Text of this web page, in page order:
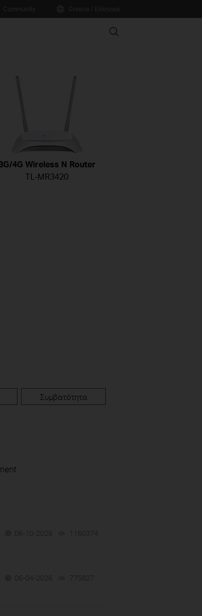
Search
4G Wireless N Router
TL-MR3420
Συμβατότητα
06-10-2026 1160374
06-04-2026 775827